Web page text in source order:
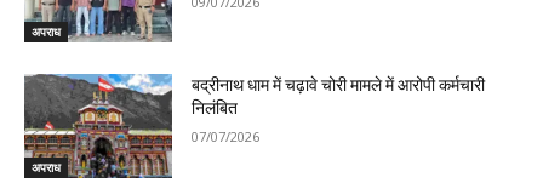
अपराध
अपराध
बद्रीनाथ धाम में चढ़ावे चोरी मामले में आरोपी कर्मचारी
निलंबित
07/07/2026